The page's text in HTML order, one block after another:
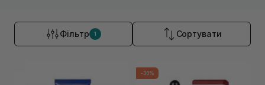
Фільтр 1 Сортувати
-30%